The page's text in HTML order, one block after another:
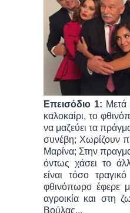
Επεισόδιο 1: Μετά
καλοκαίρι, το
να μαζεύει τα
συνέβη; Χωρίζουν
Μαρίνα; Στην
όντως χάσει το
είναι τόσο
φθινόπωρο έφερε
αγροικία και στη
Βούλας...